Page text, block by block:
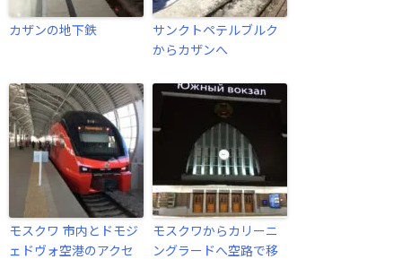
カザンの地下鉄
サンクトペテルブルク
からカザンへ
モスクワ 市内とドモジ
ェドヴォ空港のアクセ
モスクワからカリーニ
ングラードへ空路で移